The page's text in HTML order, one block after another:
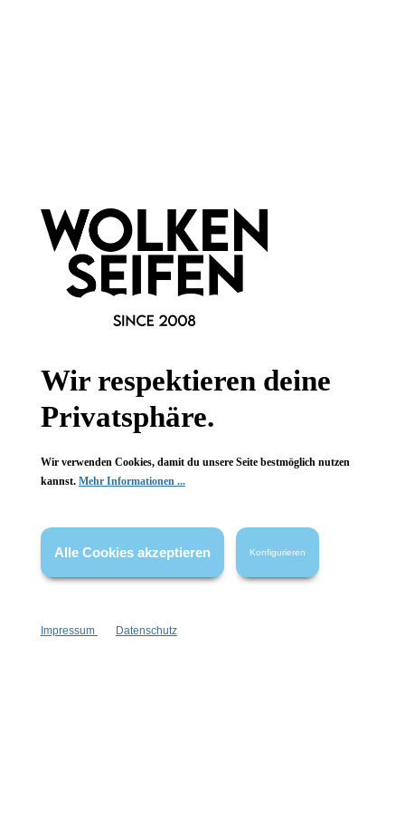
Informationen
Gesetzliche Informationen
FAQ
Vertrag widerrufen
* Alle Preise inkl. gesetzl. Mehrwertsteuer zzgl.Versandkosten
wenn nicht anders angegeben.
Wir respektieren deine
Privatsphäre.
Wir verwenden Cookies, damit du unsere Seite bestmöglich nutzen
kannst. Mehr Informationen ...
Alle Cookies akzeptieren Konfigurieren
Impressum Datenschutz